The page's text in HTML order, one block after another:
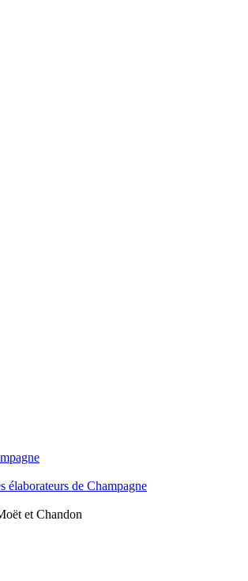
élaborateurs de Champagne
et Chandon